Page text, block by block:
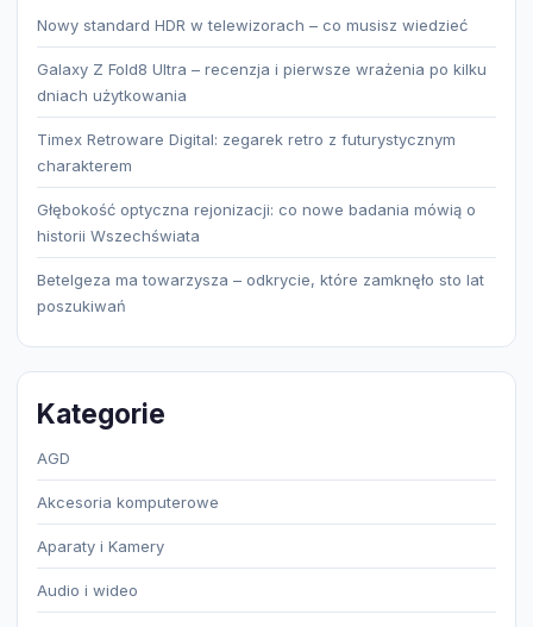
Nowy standard HDR w telewizorach – co musisz wiedzieć
Galaxy Z Fold8 Ultra – recenzja i pierwsze wrażenia po kilku
dniach użytkowania
Timex Retroware Digital: zegarek retro z futurystycznym
charakterem
Głębokość optyczna rejonizacji: co nowe badania mówią o
historii Wszechświata
Betelgeza ma towarzysza – odkrycie, które zamknęło sto lat
poszukiwań
Kategorie
AGD
Akcesoria komputerowe
Aparaty i Kamery
Audio i wideo